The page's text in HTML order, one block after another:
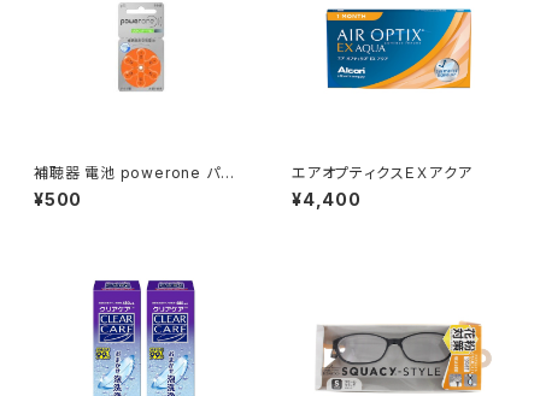
補聴器 電池 powerone パワ
ーワン PR48 (p13)
¥500
エアオプティクスＥＸアクア
¥4,400